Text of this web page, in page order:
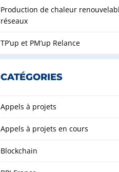
Production de chaleur
réseaux
TP’up et PM’up Relance
CATÉGORIES
Appels à projets
Appels à projets en cours
Blockchain